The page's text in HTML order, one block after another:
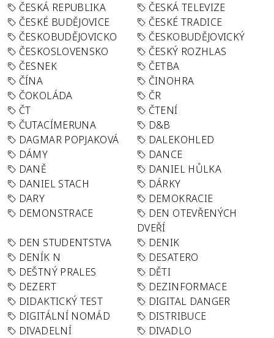
ČESKÁ REPUBLIKA
ČESKÁ TELEVIZE
ČESKÉ BUDĚJOVICE
ČESKÉ TRADICE
ČESKOBUDĚJOVICKO
ČESKOBUDĚJOVICKÝ
ČESKOSLOVENSKO
ČESKÝ ROZHLAS
ČESNEK
ČETBA
ČÍNA
ČINOHRA
ČOKOLÁDA
ČR
ČT
ČTENÍ
ČUTACÍMERUNA
D&B
DAGMAR POPJAKOVÁ
DALEKOHLED
DÁMY
DANCE
DANĚ
DANIEL HŮLKA
DANIEL STACH
DÁRKY
DARY
DEMOKRACIE
DEMONSTRACE
DEN OTEVŘENÝCH
DVEŘÍ
DEN STUDENTSTVA
DENIK
DENÍK N
DESATERO
DEŠTNÝ PRALES
DĚTI
DEZERT
DEZINFORMACE
DIDAKTICKÝ TEST
DIGITAL DANGER
DIGITÁLNÍ NOMÁD
DISTRIBUCE
DIVADELNÍ
DIVADLO